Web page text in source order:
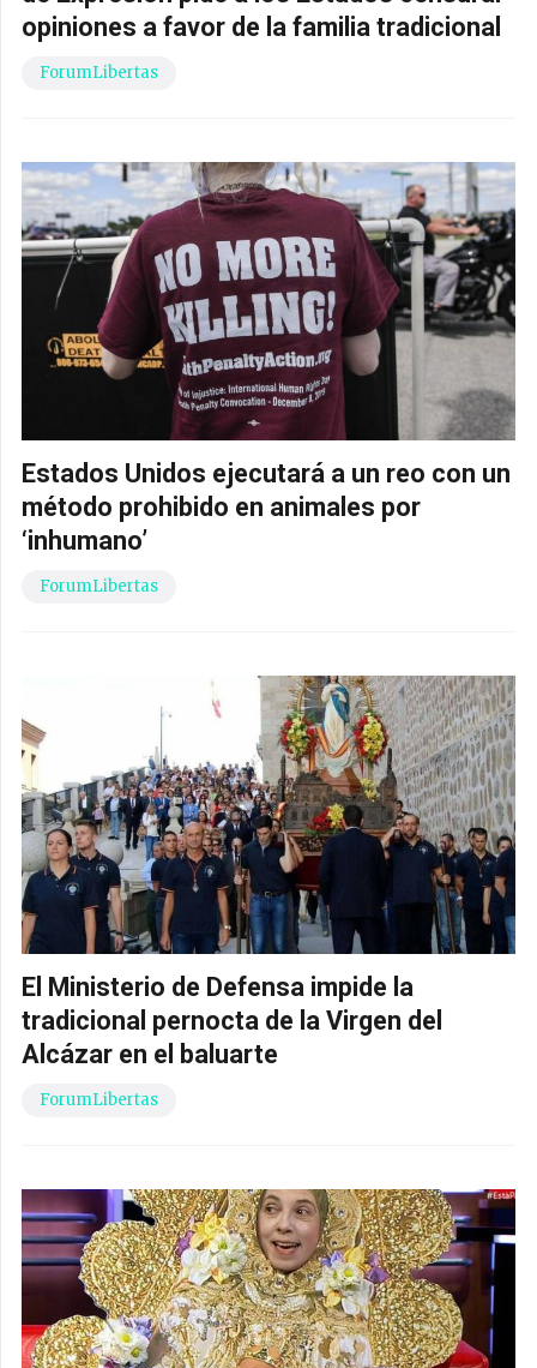
opiniones a favor de la familia tradicional
ForumLibertas
Estados Unidos ejecutará a un reo con un
método prohibido en animales por
‘inhumano’
ForumLibertas
El Ministerio de Defensa impide la
tradicional pernocta de la Virgen del
Alcázar en el baluarte
ForumLibertas